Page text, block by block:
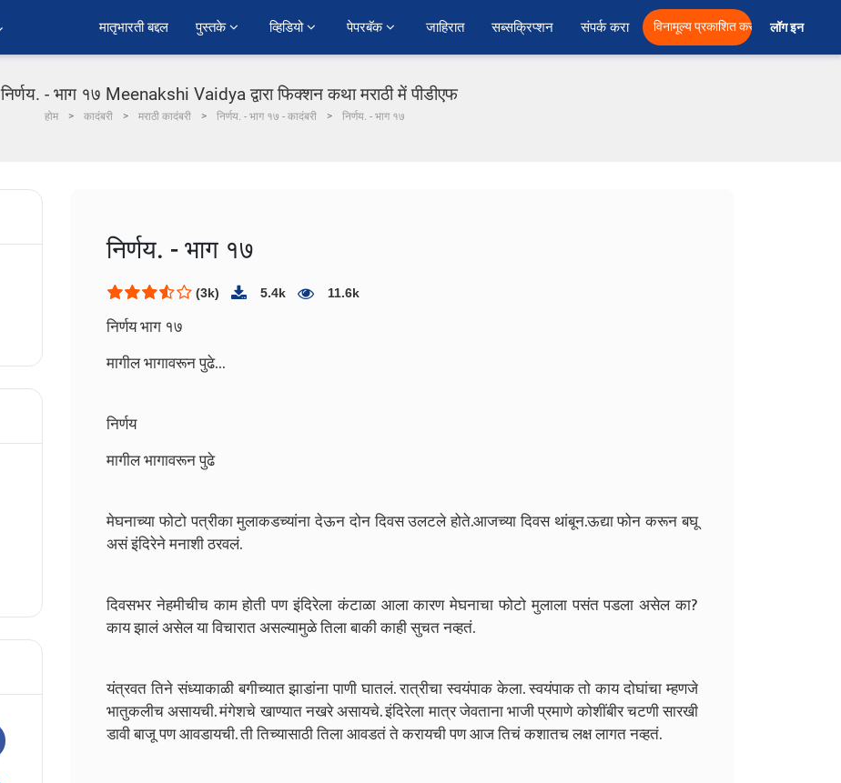
﻿मातृभारती बद्दल पुस्तके व्हिडियो पेपरबॅक जाहिरात सब्सक्रिप्शन संपर्क करा विनामूल्य प्रकाशित करा लॉग इन
निर्णय. - भाग १७ Meenakshi Vaidya द्वारा फिक्शन कथा मराठी में पीडीएफ
होम कादंबरी मराठी कादंबरी निर्णय. - भाग १७ - कादंबरी निर्णय. - भाग १७
निर्णय. - भाग १७
(3k) 5.4k 11.6k
निर्णय भाग १७
मागील भागावरून पुढे…
निर्णय
मागील भागावरून पुढे
मेघनाच्या फोटो पत्रीका मुलाकडच्यांना देऊन दोन दिवस उलटले होते.आजच्या दिवस थांबून.ऊद्या फोन करून बघू
असं इंदिरेने मनाशी ठरवलं.
दिवसभर नेहमीचीच काम होती पण इंदिरेला कंटाळा आला कारण मेघनाचा फोटो मुलाला पसंत पडला असेल का?
काय झालं असेल या विचारात असल्यामुळे तिला बाकी काही सुचत नव्हतं.
यंत्रवत तिने संध्याकाळी बगीच्यात झाडांना पाणी घातलं. रात्रीचा स्वयंपाक केला. स्वयंपाक तो काय दोघांचा म्हणजे
भातुकलीच असायची. मंगेशचे खाण्यात नखरे असायचे. इंदिरेला मात्र जेवताना भाजी प्रमाणे कोशींबीर चटणी सारखी
डावी बाजू पण आवडायची. ती तिच्यासाठी तिला आवडतं ते करायची पण आज तिचं कशातच लक्ष लागत नव्हतं.